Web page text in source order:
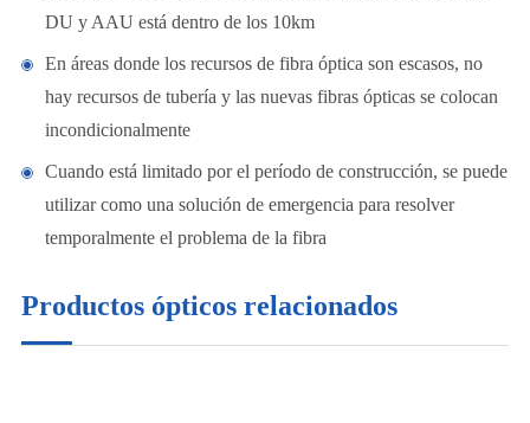
DU y AAU está dentro de los 10km
En áreas donde los recursos de fibra óptica son escasos, no
hay recursos de tubería y las nuevas fibras ópticas se colocan
incondicionalmente
Cuando está limitado por el período de construcción, se puede
utilizar como una solución de emergencia para resolver
temporalmente el problema de la fibra
Productos ópticos relacionados